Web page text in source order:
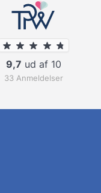
9,7 ud af 10
33 Anmeldelser